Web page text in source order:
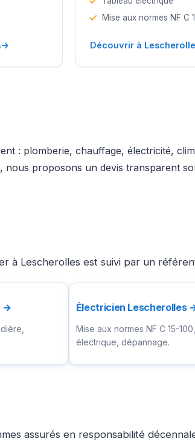
→
Mise aux normes NF C
Découvrir à
: plomberie, chauffage, électricité,
proposons un devis transparent
à Lescherolles est suivi par un
→ Électricien Lescherolles
Mise aux normes NF C 15-
électrique, dépannage.
assurés en responsabilité